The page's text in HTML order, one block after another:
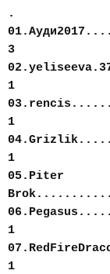
.
3
1
1
1
05.Piter
1
1